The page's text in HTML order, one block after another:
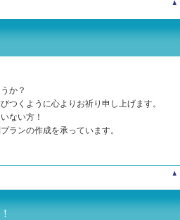
か？
つくように心よりお祈り申し上げます。
ない方！
ランの作成を承っています。